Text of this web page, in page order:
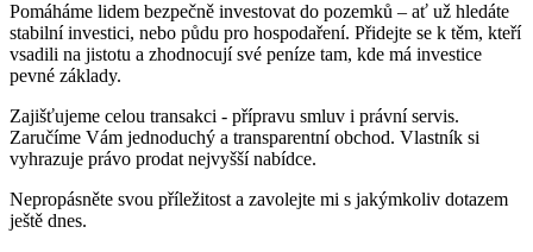
Pomáháme lidem bezpečně investovat do pozemků – ať už hledáte
stabilní investici, nebo půdu pro hospodaření. Přidejte se k těm, kteří
vsadili na jistotu a zhodnocují své peníze tam, kde má investice
pevné základy.
Zajišťujeme celou transakci - přípravu smluv i právní servis.
Zaručíme Vám jednoduchý a transparentní obchod. Vlastník si
vyhrazuje právo prodat nejvyšší nabídce.
Nepropásněte svou příležitost a zavolejte mi s jakýmkoliv dotazem
ještě dnes.